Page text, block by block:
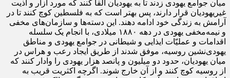
میان جوامع یهودی زدند تا به یهودیان القا کنند که مورد آزار و اذیت
غیریهودیان قرار دارند، پس بهتر است که به فلسطین کوچ کنند تا در
آرامش به زندگی خود ادامه دهند. این دسته‌ها و سازمان‌های مخفی
و نیمه‌مخفی یهودی در دهه ۱۸۸۰ میلادی، با انجام یک سلسله
اقدامات و عملیّات ایذایی و شیطانی در جوامع یهودی و مناطق
یهودی‌نشین روسیه، موفق شدند از طریق ایجاد رعب و هراس در
میان یهودیان، حدود دو میلیون و پانصد هزار یهودی را وادار کنند که
از روسیه کوچ کنند و از آن خارج شوند. اگرچه اکثریت قریب به